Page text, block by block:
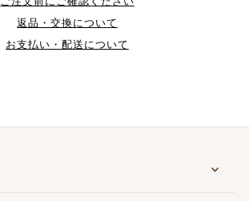
返品・交換について
お支払い・配送について